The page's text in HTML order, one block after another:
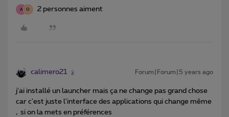
A O 2 personnes aiment
calimero21 Forum|Forum|5 years ago
j'ai installé un launcher mais ça ne change pas grand chose
car c'est juste l'interface des applications qui change même
, si on la mets en préférences